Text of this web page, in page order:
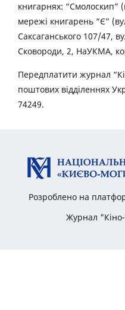
книгарнях: “Смолоскип”
мережі книгарень “Є”
Саксаганського 107/47,
Сковороди, 2, НаУКМА,
Передплатити журнал
поштових відділеннях
74249.
Розроблено на
Журнал